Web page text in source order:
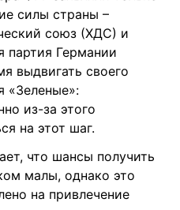
силы страны –
союз (ХДС) и
партия Германии
выдвигать своего
«Зеленые»:
из-за этого
на этот шаг.
что шансы получить
малы, однако это
на привлечение